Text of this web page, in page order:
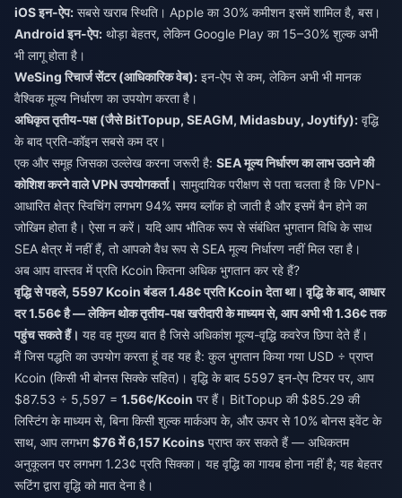
iOS इन-ऐप: सबसे खराब स्थिति। Apple का 30% कमीशन इसमें शामिल है, बस।
Android इन-ऐप: थोड़ा बेहतर, लेकिन Google Play का 15–30% शुल्क अभी
भी लागू होता है।
WeSing रिचार्ज सेंटर (आधिकारिक वेब): इन-ऐप से कम, लेकिन अभी भी मानक
वैश्विक मूल्य निर्धारण का उपयोग करता है।
अधिकृत तृतीय-पक्ष (जैसे BitTopup, SEAGM, Midasbuy, Joytify): वृद्धि
के बाद प्रति-कॉइन सबसे कम दर।
एक और समूह जिसका उल्लेख करना जरूरी है: SEA मूल्य निर्धारण का लाभ उठाने की
कोशिश करने वाले VPN उपयोगकर्ता। सामुदायिक परीक्षण से पता चलता है कि VPN-
आधारित क्षेत्र स्विचिंग लगभग 94% समय ब्लॉक हो जाती है और इसमें बैन होने का
जोखिम होता है। ऐसा न करें। यदि आप भौतिक रूप से संबंधित भुगतान विधि के साथ
SEA क्षेत्र में नहीं हैं, तो आपको वैध रूप से SEA मूल्य निर्धारण नहीं मिल रहा है।
अब आप वास्तव में प्रति Kcoin कितना अधिक भुगतान कर रहे हैं?
वृद्धि से पहले, 5597 Kcoin बंडल 1.48¢ प्रति Kcoin देता था। वृद्धि के बाद, आधार
दर 1.56¢ है — लेकिन थोक तृतीय-पक्ष खरीदारी के माध्यम से, आप अभी भी 1.36¢ तक
पहुंच सकते हैं। यह वह मुख्य बात है जिसे अधिकांश मूल्य-वृद्धि कवरेज छिपा देते हैं।
मैं जिस पद्धति का उपयोग करता हूं वह यह है: कुल भुगतान किया गया USD ÷ प्राप्त
Kcoin (किसी भी बोनस सिक्के सहित)। वृद्धि के बाद 5597 इन-ऐप टियर पर, आप
$87.53 ÷ 5,597 = 1.56¢/Kcoin पर हैं। BitTopup की $85.29 की
लिस्टिंग के माध्यम से, बिना किसी शुल्क मार्कअप के, और ऊपर से 10% बोनस इवेंट के
साथ, आप लगभग$76 में 6,157 Kcoins प्राप्त कर सकते हैं — अधिकतम
अनुकूलन पर लगभग 1.23¢ प्रति सिक्का। यह वृद्धि का गायब होना नहीं है; यह बेहतर
रूटिंग द्वारा वृद्धि को मात देना है।